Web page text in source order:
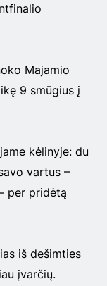
Majamio
9 smūgius į
kėlinyje: du
vartus –
per pridėtą
iš dešimties
įvarčių.